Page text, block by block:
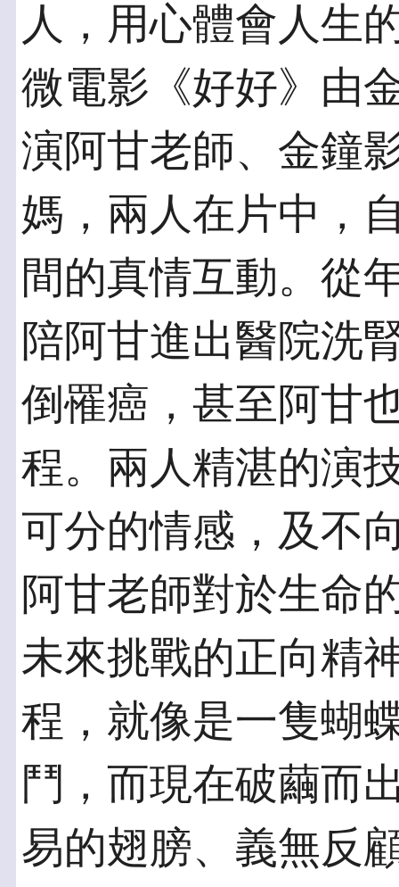
人，用心體會人生
微電影《好好》由
演阿甘老師、金鐘
媽，兩人在片中，
間的真情互動。從
陪阿甘進出醫院洗
倒罹癌，甚至阿甘
程。兩人精湛的演
可分的情感，及不
阿甘老師對於生命
未來挑戰的正向精
程，就像是一隻蝴
鬥，而現在破繭而
易的翅膀、義無反